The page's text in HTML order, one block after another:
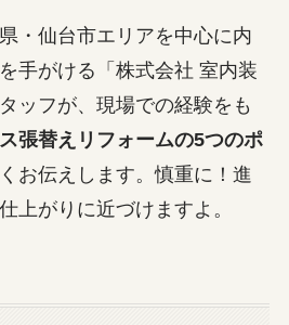
・仙台市エリアを中心に内
手がける「株式会社 室内装
ッフが、現場での経験をも
張替えリフォームの5つのポ
お伝えします。慎重に！進
上がりに近づけますよ。